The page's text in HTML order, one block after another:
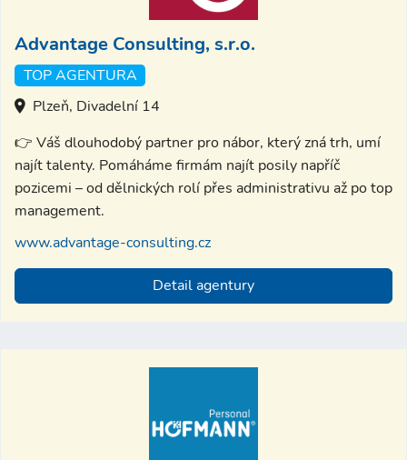
Advantage Consulting, s.r.o.
TOP AGENTURA
Plzeň, Divadelní 14
👉 Váš dlouhodobý partner pro nábor, který zná trh, umí
najít talenty. Pomáháme firmám najít posily napříč
pozicemi – od dělnických rolí přes administrativu až po top
management.
www.advantage-consulting.cz
Detail agentury